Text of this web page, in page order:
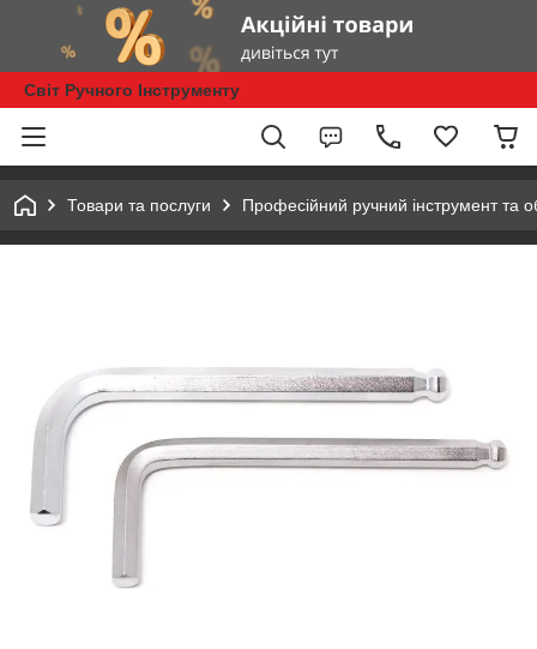
Світ Ручного Інструменту
Товари та послуги Професійний ручний інструмент та